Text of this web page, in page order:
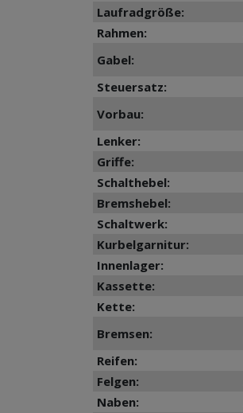
Laufradgröße:
Rahmen:
Gabel:
Steuersatz:
Vorbau:
Lenker:
Griffe:
Schalthebel:
Bremshebel:
Schaltwerk:
Kurbelgarnitur:
Innenlager:
Kassette:
Kette:
Bremsen:
Reifen:
Felgen:
Naben: